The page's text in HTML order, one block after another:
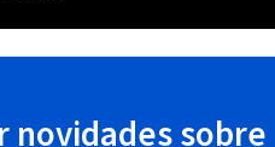
novidades sobre